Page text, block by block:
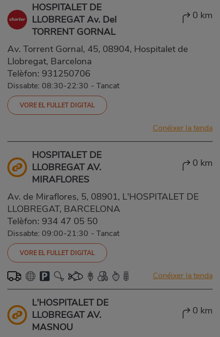
HOSPITALET DE
LLOBREGAT Av. Del
TORRENT GORNAL
0 km
Av. Torrent Gornal, 45, 08904, Hospitalet de
Llobregat, Barcelona
Telèfon: 931250706
Dissabte: 08:30-22:30 - Tancat
VORE EL FULLET DIGITAL
Conéixer la tenda
HOSPITALET DE
LLOBREGAT AV.
MIRAFLORES
0 km
Av. de Miraflores, 5, 08901, L'HOSPITALET DE
LLOBREGAT, BARCELONA
Telèfon: 934 47 05 50
Dissabte: 09:00-21:30 - Tancat
VORE EL FULLET DIGITAL
Conéixer la tenda
L'HOSPITALET DE
LLOBREGAT AV.
MASNOU
0 km